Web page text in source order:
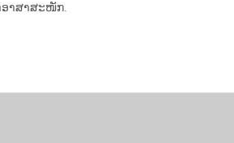
ອາສາສະໜັກ.